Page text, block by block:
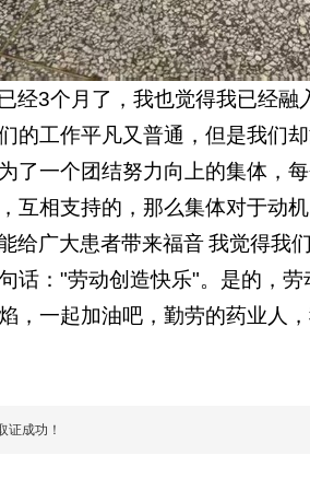
经3个月了，我也觉得我已经融
的工作平凡又普通，但是我们
了一个团结努力向上的集体，
互相支持的，那么集体对于动
给广大患者带来福音我觉得我
话： "劳动创造快乐"。是的，
，一起加油吧，勤劳的药业人
证成功！